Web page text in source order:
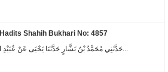
Hadits Shahih Bukhari No: 4857
حَدَّثَنِي مُحَمَّدُ بْنُ بَشَّارٍ حَدَّثَنَا يَحْيَى عَنْ عُبَيْدِ ا...